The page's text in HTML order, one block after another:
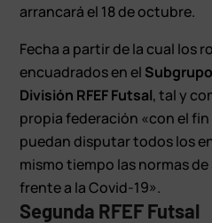
arrancará el 18 de octubre.
Fecha a partir de la cual los
encuadrados en el
División RFEF Futsal, tal y
propia federación «con el
puedan disputar todos los
mismo tiempo las normas
frente a la Covid-19».
Segunda RFEF Futsal